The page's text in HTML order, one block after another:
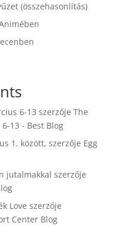
(összehasonlítás)
6-13 szerzője The
13 - Best Blog
1. között, szerzője Egg
jutalmakkal szerzője
Love szerzője
Center Blog